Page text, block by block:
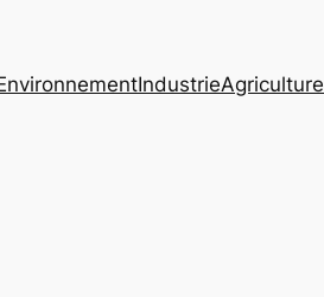
IndustrieAgriculture